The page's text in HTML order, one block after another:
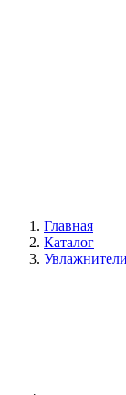
Главная
Каталог